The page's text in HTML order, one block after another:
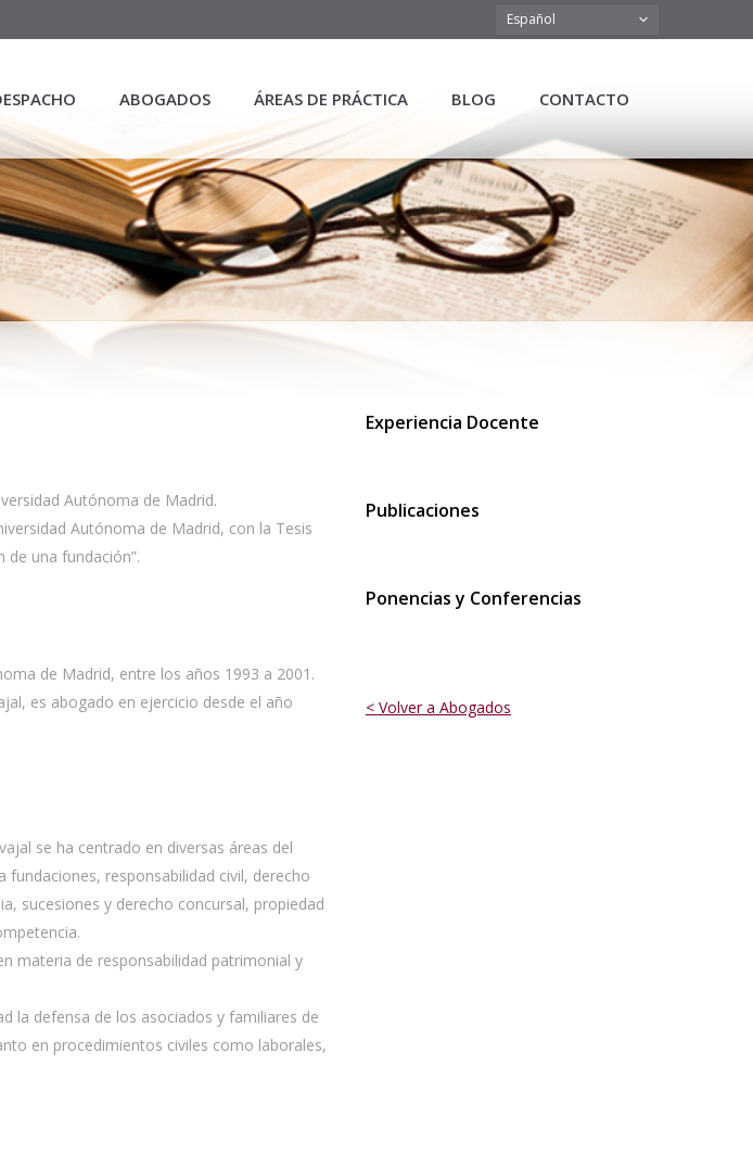
Español
ABOGADOS ÁREAS DE PRÁCTICA BLOG CONTACTO
Autónoma de Madrid.
Autónoma de Madrid, con la Tesis
de una fundación”.
de Madrid, entre los años 1993 a 2001.
es abogado en ejercicio desde el año
se ha centrado en diversas áreas del
fundaciones, responsabilidad civil, derecho
sucesiones y derecho concursal, propiedad
materia de responsabilidad patrimonial y
la defensa de los asociados y familiares de
en procedimientos civiles como laborales,
Experiencia Docente
Publicaciones
Ponencias y Conferencias
< Volver a Abogados